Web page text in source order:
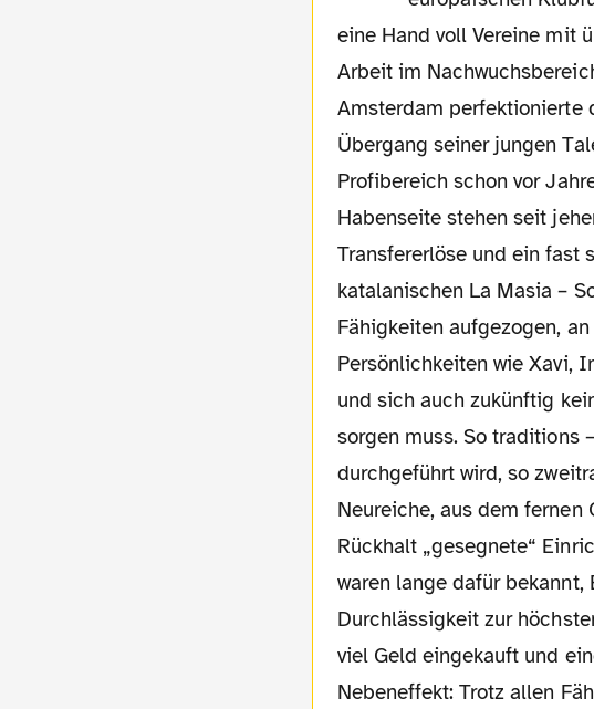
eine Hand voll Vereine mit
Arbeit im
Amsterdam perfektionierte
Übergang seiner jungen
Profibereich schon vor
Habenseite stehen seit
Transfererlöse und ein fast
katalanischen La Masia –
Fähigkeiten aufgezogen,
Persönlichkeiten wie Xavi,
und sich auch zukünftig
sorgen muss. So traditions
durchgeführt wird, so
Neureiche, aus dem
Rückhalt „gesegnete“
waren lange dafür
Durchlässigkeit zur
viel Geld eingekauft und
Nebeneffekt: Trotz allen